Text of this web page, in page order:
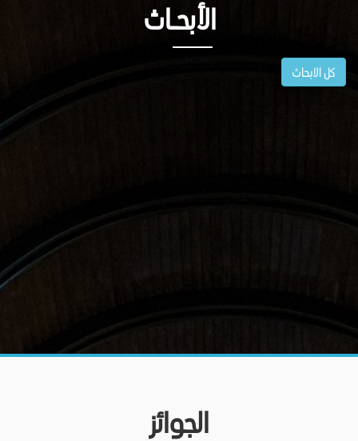
الأبحــاث
كل الابحاث
الجوائز